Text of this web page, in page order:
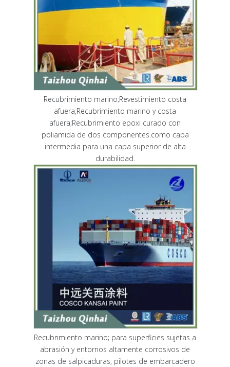
Recubrimiento marino;Revestimiento costa
afuera;Recubrimiento marino y costa
afuera;Recubrimiento epoxi curado con
poliamida de dos componentes.como capa
intermedia para una capa superior de alta
durabilidad.
Recubrimiento marino; para superficies sujetas a
abrasión y entornos altamente corrosivos de
zonas de salpicaduras, pilotes de embarcadero